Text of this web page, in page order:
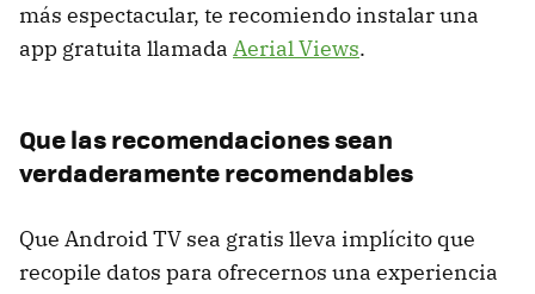
más espectacular, te recomiendo instalar una
app gratuita llamada Aerial Views.
Que las recomendaciones sean
verdaderamente recomendables
Que Android TV sea gratis lleva implícito que
recopile datos para ofrecernos una experiencia